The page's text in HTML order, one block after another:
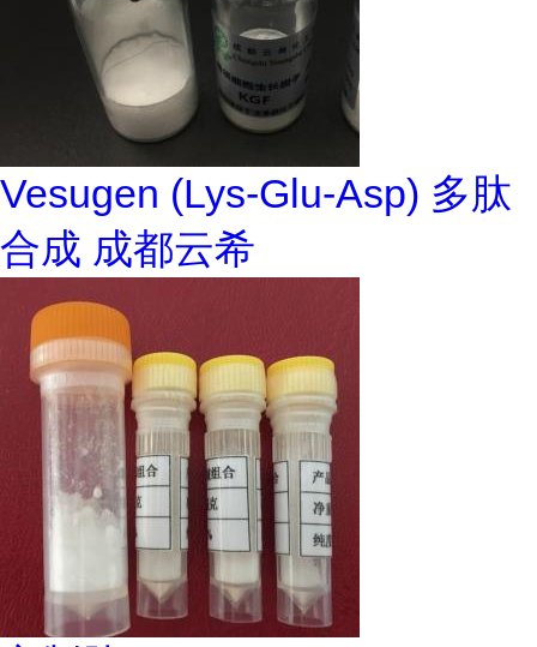
Vesugen (Lys-Glu-Asp) 多肽
合成 成都云希